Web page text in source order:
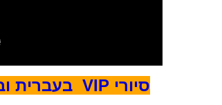
סיורי VIP בעברית ובאנגלית בכל רחבי הארץ